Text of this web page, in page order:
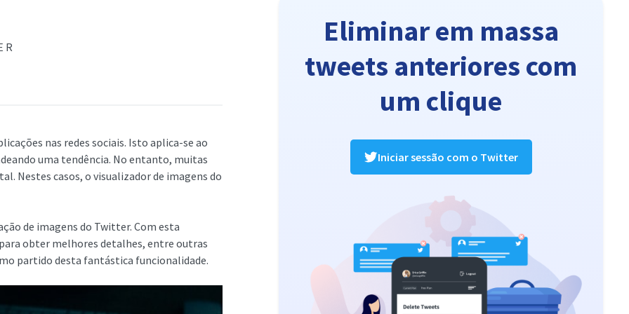
nas redes sociais. Isto aplica-se ao
uma tendência. No entanto, muitas
Nestes casos, o visualizador de imagens do
de imagens do Twitter. Com esta
obter melhores detalhes, entre outras
partido desta fantástica funcionalidade.
Eliminar em massa
tweets anteriores com
um clique
Iniciar sessão com o Twitter